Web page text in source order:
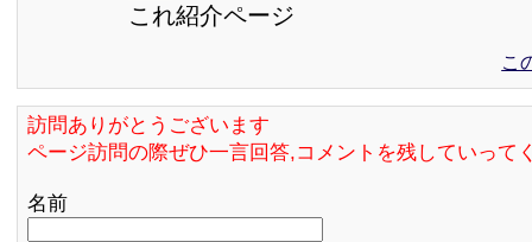
これ紹介ページ
こ
訪問ありがとうございます
ページ訪問の際ぜひ一言回答,コメントを残していって
名前